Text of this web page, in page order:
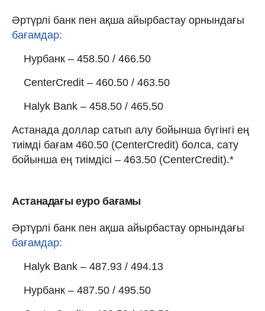
Әртүрлі банк пен ақша айырбастау орнындағы
бағамдар:
Нурбанк – 458.50 / 466.50
CenterCredit – 460.50 / 463.50
Halyk Bank – 458.50 / 465.50
Астанада доллар сатып алу бойынша бүгінгі ең
тиімді бағам 460.50 (CenterCredit) болса, сату
бойынша ең тиімдісі – 463.50 (CenterCredit).*
Астанадағы еуро бағамы
Әртүрлі банк пен ақша айырбастау орнындағы
бағамдар:
Halyk Bank – 487.93 / 494.13
Нурбанк – 487.50 / 495.50